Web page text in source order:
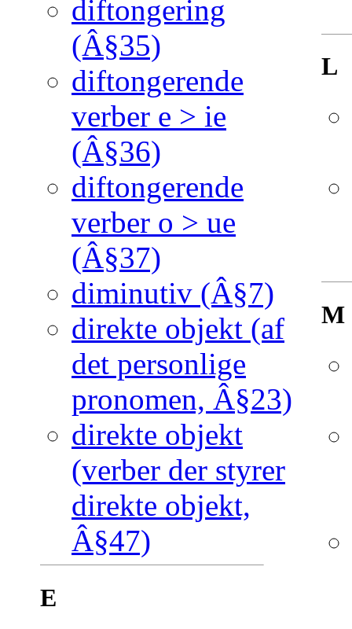
diftongering
(Â§35)
diftongerende
verber e > ie
(Â§36)
diftongerende
verber o > ue
(Â§37)
diminutiv (Â§7)
direkte objekt (af
det personlige
pronomen, Â§23)
direkte objekt
(verber der styrer
direkte objekt,
Â§47)
E
L
M